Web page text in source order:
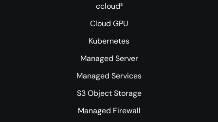
ccloud³
Cloud GPU
Kubernetes
Managed Server
Managed Services
S3 Object Storage
Managed Firewall